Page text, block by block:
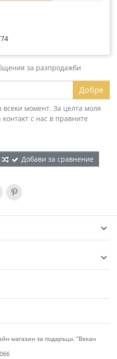
за разпродажби
Добре
момент. За целта моля
с нас в правните
Добави за сравнение
магазин за подаръци. "Векан